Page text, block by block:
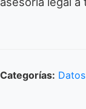
Categorías: Datos